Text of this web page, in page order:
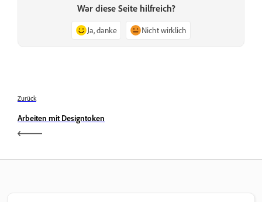
War diese Seite hilfreich?
Ja, danke Nicht wirklich
Zurück
Arbeiten mit Designtoken